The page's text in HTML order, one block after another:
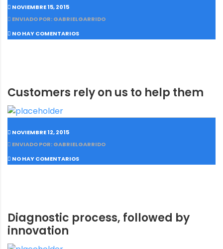
NOVIEMBRE 15, 2015
ENVIADO POR: GABRIELGARRIDO
NO HAY COMENTARIOS
Customers rely on us to help them
NOVIEMBRE 12, 2015
ENVIADO POR: GABRIELGARRIDO
NO HAY COMENTARIOS
Diagnostic process, followed by
innovation